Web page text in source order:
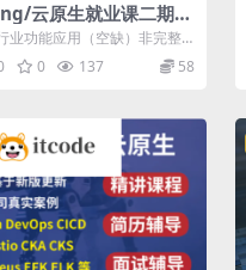
云原生就业课二期】
布式/微服务/DevOps/
业功能应用（空缺）非完整
意：25章节行业功能应用...
0 137 58